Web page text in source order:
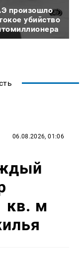
произошло
убийство
06.08.2026, 01:06
кв. м